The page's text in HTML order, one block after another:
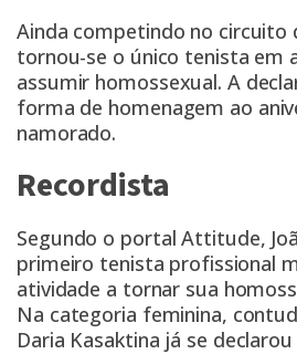
Ainda competindo no circuito
tornou-se o único tenista em
assumir homossexual. A
forma de homenagem ao
namorado.
Recordista
Segundo o portal Attitude,
primeiro tenista profissional
atividade a tornar sua
Na categoria feminina,
Daria Kasaktina já se declarou